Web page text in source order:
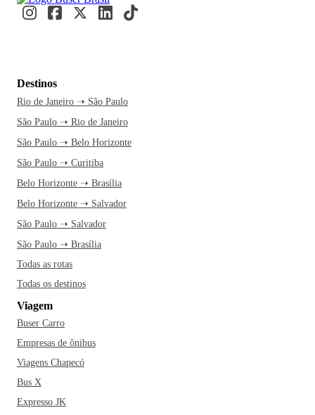
Destinos
Rio de Janeiro ➝ São Paulo
São Paulo ➝ Rio de Janeiro
São Paulo ➝ Belo Horizonte
São Paulo ➝ Curitiba
Belo Horizonte ➝ Brasília
Belo Horizonte ➝ Salvador
São Paulo ➝ Salvador
São Paulo ➝ Brasília
Todas as rotas
Todas os destinos
Viagem
Buser Carro
Empresas de ônibus
Viagens Chapecó
Bus X
Expresso JK